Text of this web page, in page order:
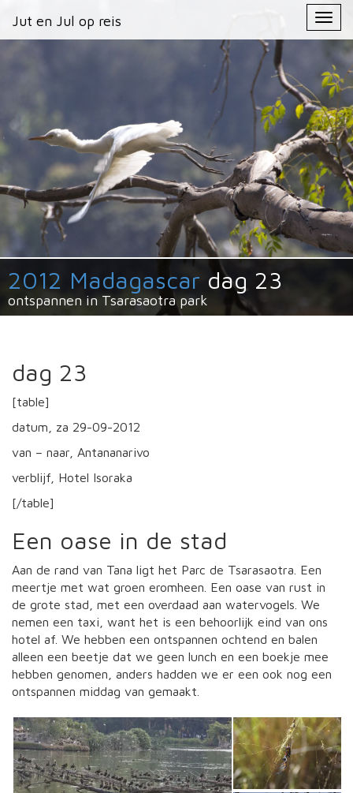
Jut en Jul op reis
Primary
Menu
Jut en Jul op reis
2012 Madagascar dag 23
ontspannen in Tsarasaotra park
dag 23
[table]
datum, za 29-09-2012
van – naar, Antananarivo
verblijf, Hotel Isoraka
[/table]
Een oase in de stad
Aan de rand van Tana ligt het Parc de Tsarasaotra. Een
meertje met wat groen eromheen. Een oase van rust in
de grote stad, met een overdaad aan watervogels. We
nemen een taxi, want het is een behoorlijk eind van ons
hotel af. We hebben een ontspannen ochtend en balen
alleen een beetje dat we geen lunch en een boekje mee
hebben genomen, anders hadden we er een ook nog een
ontspannen middag van gemaakt.